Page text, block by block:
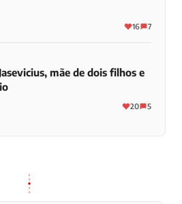
16 7
mãe de dois filhos e
20 5